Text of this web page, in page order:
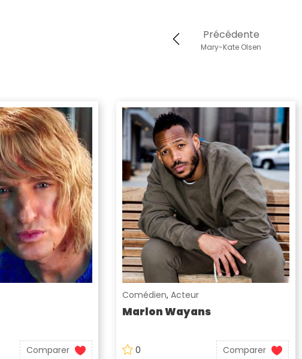
Précédente
Mary-Kate Olsen
Comparer
Comédien, Acteur
Marlon Wayans
0 Comparer